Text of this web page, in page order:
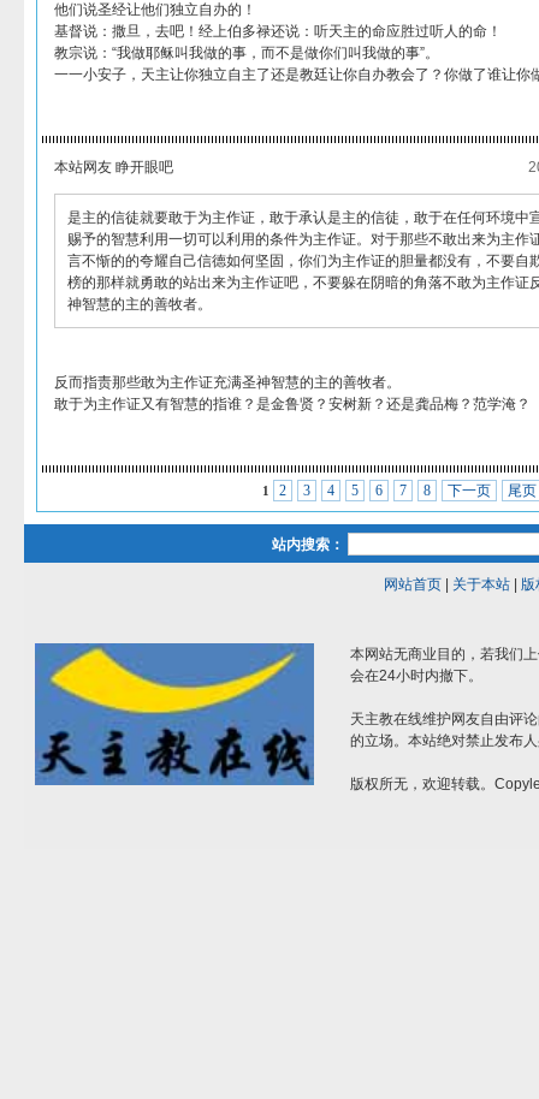
他们说圣经让他们独立自办的！
基督说：撒旦，去吧！经上伯多禄还说：听天主的命应胜过听人的命！
教宗说：“我做耶稣叫我做的事，而不是做你们叫我做的事”。
一一小安子，天主让你独立自主了还是教廷让你自办教会了？你做了谁让你
本站网友 睁开眼吧
是主的信徒就要敢于为主作证，敢于承认是主的信徒，敢于在任何环境中
赐予的智慧利用一切可以利用的条件为主作证。对于那些不敢出来为主作
言不惭的的夸耀自己信德如何坚固，你们为主作证的胆量都没有，不要自
榜的那样就勇敢的站出来为主作证吧，不要躲在阴暗的角落不敢为主作证
神智慧的主的善牧者。
反而指责那些敢为主作证充满圣神智慧的主的善牧者。
敢于为主作证又有智慧的指谁？是金鲁贤？安树新？还是龚品梅？范学淹？
1 2 3 4 5 6 7 8 下一页 尾页
站内搜索：
网站首页| 关于本站| 版
本网站无商业目的，若我们
会在24小时内撤下。
天主教在线维护网友自由评
的立场。本站绝对禁止发布
版权所无，欢迎转载。